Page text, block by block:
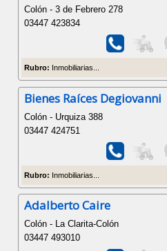
Colón - 3 de Febrero 278
03447 423834
Rubro: Inmobiliarias...
Bienes Raíces Degiovanni
Colón - Urquiza 388
03447 424751
Rubro: Inmobiliarias...
Adalberto Caire
Colón - La Clarita-Colón
03447 493010